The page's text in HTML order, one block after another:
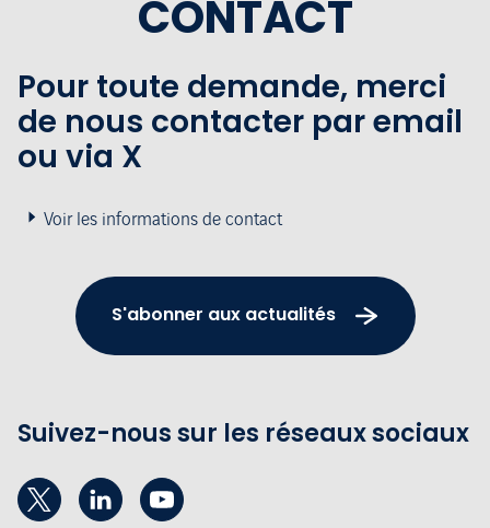
CONTACT
Pour toute demande, merci
de nous contacter par email
ou via X
Voir les informations de contact
S'abonner aux actualités
Suivez-nous sur les réseaux sociaux